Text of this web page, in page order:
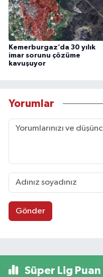
Kemerburgaz’da 30 yılık
imar sorunu çözüme
kavuşuyor
Yorumlar
Gönder
Süper Lig